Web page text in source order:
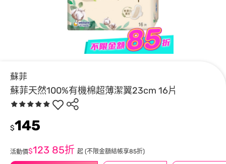
蘇菲
蘇菲天然100%有機棉超薄潔翼23cm 16片
$145
活動價$123 85折 起 (不限金額結帳享85折)